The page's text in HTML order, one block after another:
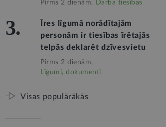
Pirms 2 dienām, Darba tiesības
3.
Īres līgumā norādītajām
personām ir tiesības īrētajās
telpās deklarēt dzīvesvietu
Pirms 2 dienām,
Līgumi, dokumenti
Visas populārākās